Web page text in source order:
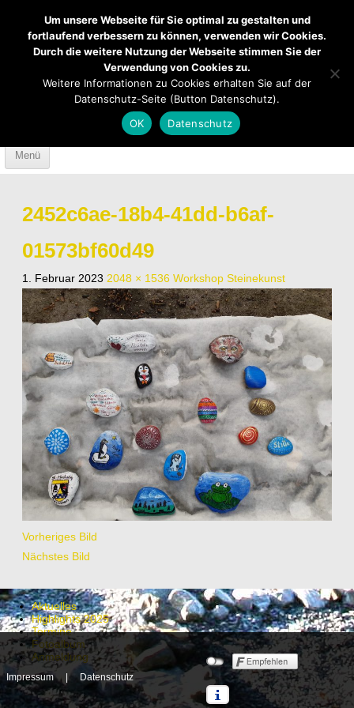
Mendener Labyrinth Kirche Über uns
Anfahrt
Menü
Skip to content
2452c6ae-18b4-41dd-b6af-
01573bf60d49
1. Februar 2023 2048 × 1536 Workshop Steinekunst
Vorheriges Bild
Nächstes Bild
Aktuelles
Highlights 2025
Termine
Fotoalbum
Anmeldung
Impressum | Datenschutz
Um unsere Webseite für Sie optimal zu gestalten und
fortlaufend verbessern zu können, verwenden wir Cookies.
Durch die weitere Nutzung der Webseite stimmen Sie der
Verwendung von Cookies zu.
Weitere Informationen zu Cookies erhalten Sie auf der
Datenschutz-Seite (Button Datenschutz).
OK
Datenschutz